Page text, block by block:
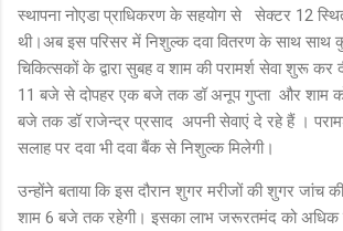
स्थापना नोएडा प्राधिकरण के सहयोग से सेक्टर 12
थी।अब इस परिसर में निशुल्क दवा वितरण के साथ
चिकित्सकों के द्वारा सुबह व शाम की परामर्श सेवा शुरू
11 बजे से दोपहर एक बजे तक डॉ अनूप गुप्ता और शाम
बजे तक डॉ राजेन्द्र प्रसाद अपनी सेवाएं दे रहे हैं ।
सलाह पर दवा भी दवा बैंक से निशुल्क मिलेगी।
उन्होंने बताया कि इस दौरान शुगर मरीजों की शुगर जांच
शाम 6 बजे तक रहेगी। इसका लाभ जरूरतमंद को अधिक